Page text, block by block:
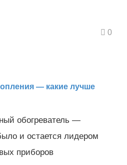
0
— какие лучше
обогреватель —
и остается лидером
приборов